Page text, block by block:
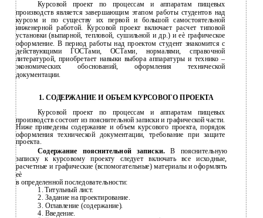
Курсовой проект по процессам и аппаратам пищевых
производств является завершающим этапом работы студентов над
курсом и по существу их первой и большой самостоятельной
инженерной работой. Курсовой проект включает расчет типовой
установки (выпарной, тепловой, сушильной и др.) и еѐ графическое
оформление. В период работы над проектом студент знакомится с
действующими ГОСТами, ОСТами, нормалями, справочной
литературой, приобретает навыки выбора аппаратуры и технико –
экономических обоснований, оформления технической
документации.
1. СОДЕРЖАНИЕ И ОБЪЕМ КУРСОВОГО ПРОЕКТА
Курсовой проект по процессам и аппаратам пищевых
производств состоит из пояснительной записки и графической части.
Ниже приведены содержание и объем курсового проекта, порядок
оформления технической документации, требование при защите
проекта.
Содержание пояснительной записки.В пояснительную
записку к курсовому проекту следует включать все исходные,
расчетные и графические (вспомогательные) материалы и оформлять
еѐ
в определенной последовательности:
1. Титульный лист.
2. Задание на проектирование.
3. Оглавление (содержание).
4. Введение.